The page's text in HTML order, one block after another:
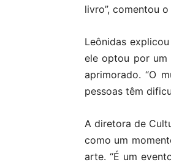
livro”, comentou
Leônidas
ele optou por um
aprimorado. “O
pessoas têm
A diretora de
como um
arte. “É um